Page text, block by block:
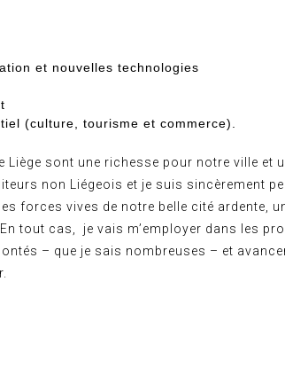
et nouvelles technologies
(culture, tourisme et commerce).
sont une richesse pour notre ville et
non Liégeois et je suis sincèrement
forces vives de notre belle cité ardente,
tout cas, je vais m’employer dans les
– que je sais nombreuses – et